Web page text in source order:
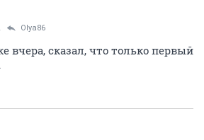
Olya86
вчера, сказал, что только первый